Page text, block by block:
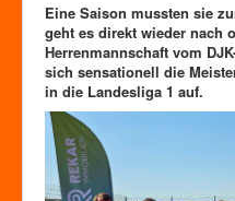
Eine Saison mussten sie
geht es direkt wieder nach
Herrenmannschaft vom
sich sensationell die
in die Landesliga 1 auf.